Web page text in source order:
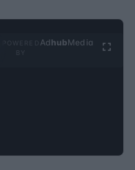
Ad hubMedia